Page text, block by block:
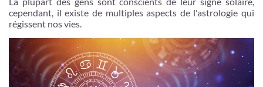
Je m'inscris
cependant, il existe de multiples aspects de l'astrologie qui
régissent nos vies.